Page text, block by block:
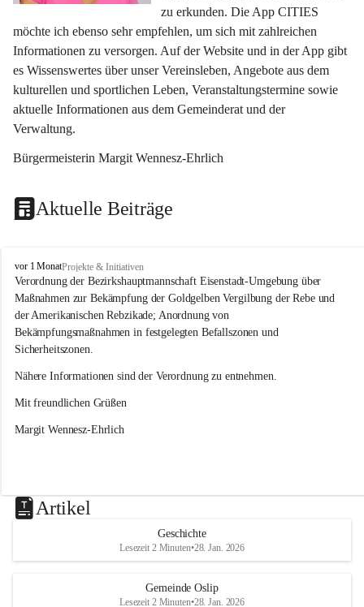
zu erkunden. Die App CITIES
möchte ich ebenso sehr empfehlen, um sich mit zahlreichen
Informationen zu versorgen. Auf der Website und in der App gibt
es Wissenswertes über unser Vereinsleben, Angebote aus dem
kulturellen und sportlichen Leben, Veranstaltungstermine sowie
aktuelle Informationen aus dem Gemeinderat und der
Verwaltung.
Bürgermeisterin Margit Wennesz-Ehrlich
Aktuelle Beiträge
O
s
l
i
p
vor 1 MonatProjekte & Initiativen
Verordnung der Bezirkshauptmannschaft Eisenstadt-Umgebung über
Maßnahmen zur Bekämpfung der Goldgelben Vergilbung der Rebe und
der Amerikanischen Rebzikade; Anordnung von
Bekämpfungsmaßnahmen in festgelegten Befallszonen und
Sicherheitszonen.
Nähere Informationen sind der Verordnung zu entnehmen.
Mit freundlichen Grüßen
Margit Wennesz-Ehrlich
Artikel
Geschichte
Lesezeit 2 Minuten•28. Jan. 2026
Gemeinde Oslip
Lesezeit 2 Minuten•28. Jan. 2026